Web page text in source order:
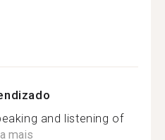
and listening of
mais